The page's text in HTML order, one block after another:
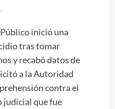
inició una
tras tomar
y recabó datos de
a la Autoridad
contra el
que fue